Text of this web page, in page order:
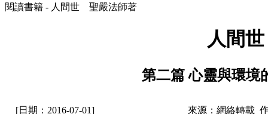
閱讀書籍 - 人間世 聖嚴法師著
人間
第二篇 心靈與環境
[日期：2016-07-01] 來源：網絡轉載